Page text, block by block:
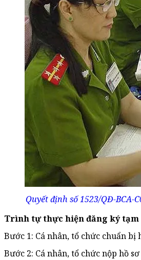
Quyết định số 1523/QĐ-BCA-
Trình tự thực hiện đăng ký
Bước 1: Cá nhân, tổ chức chuẩn bị
Bước 2: Cá nhân, tổ chức nộp hồ sơ